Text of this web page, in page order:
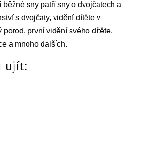
běžné sny patří sny o dvojčatech a
s dvojčaty, vidění dítěte v
porod, první vidění svého dítěte,
a mnoho dalších.
ujít: